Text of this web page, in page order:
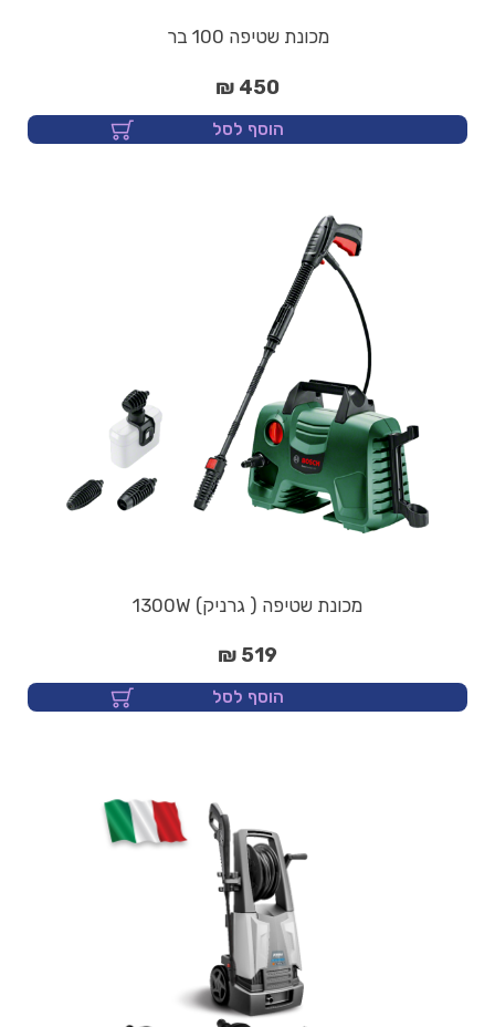
מכונת שטיפה 100 בר
450 ₪
הוסף לסל
מכונת שטיפה ( גרניק) 1300W
519 ₪
הוסף לסל